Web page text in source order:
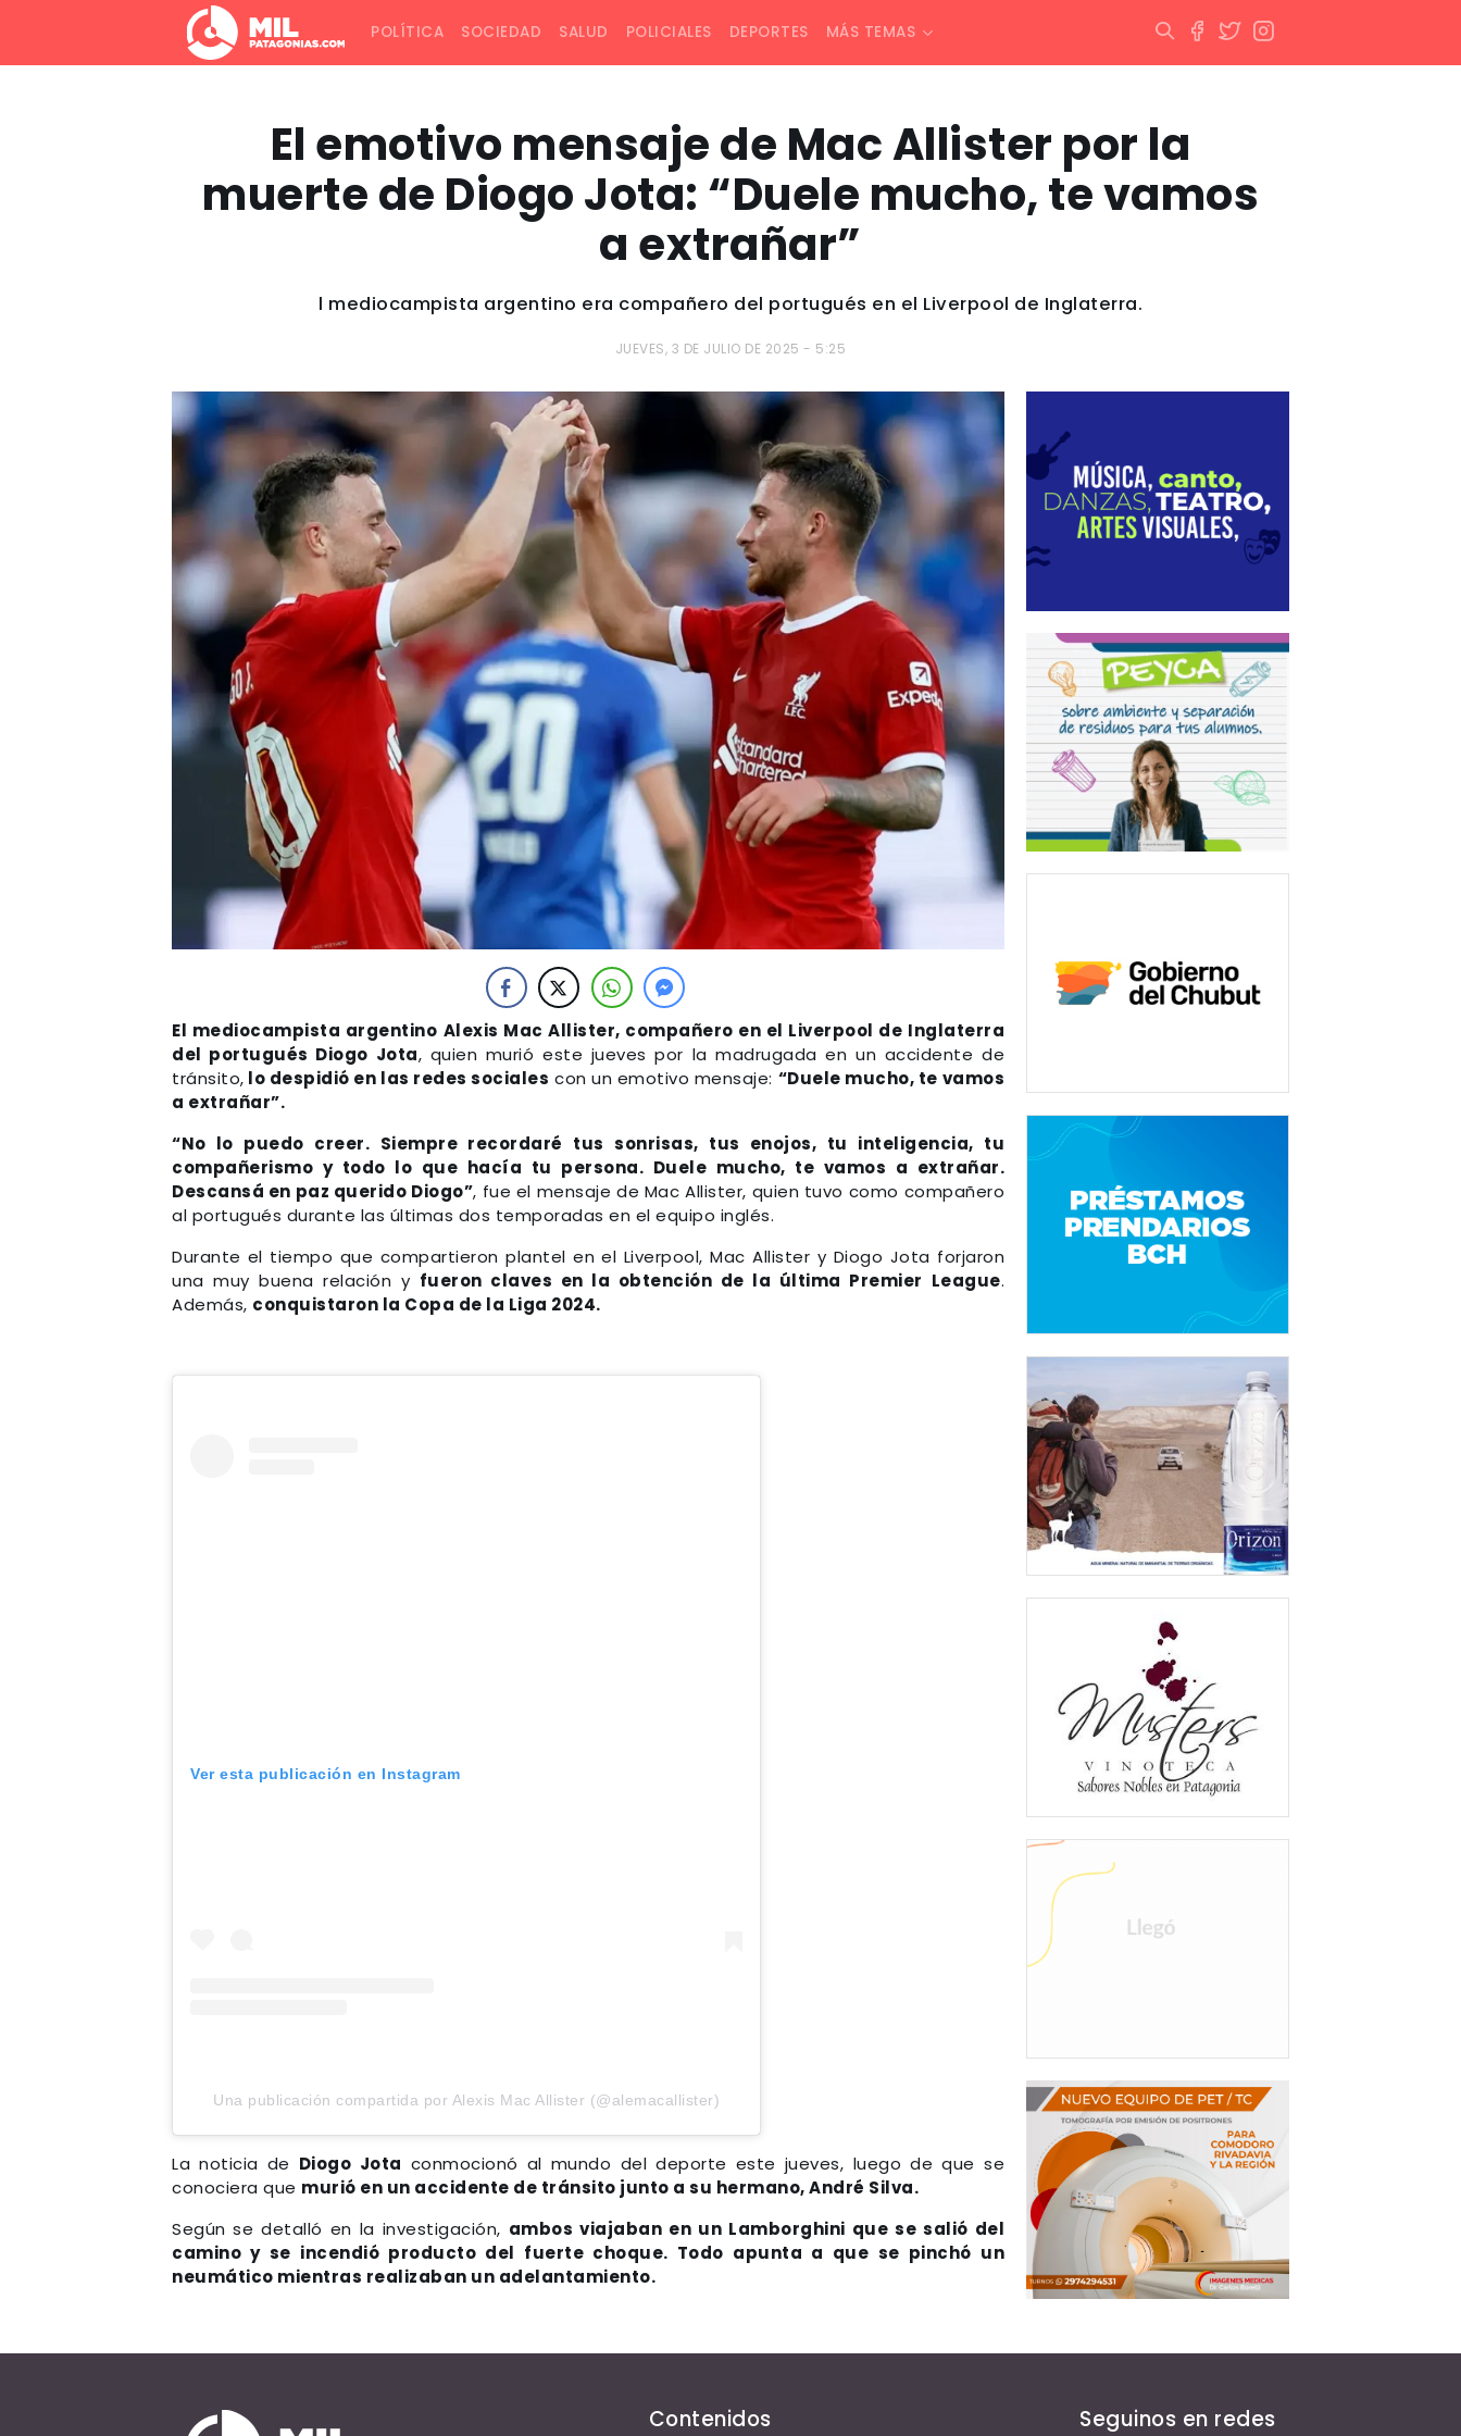
POLÍTICA SOCIEDAD SALUD POLICIALES DEPORTES MÁS TEMAS
El emotivo mensaje de Mac Allister por la
muerte de Diogo Jota: “Duele mucho, te vamos
a extrañar”
l mediocampista argentino era compañero del portugués en el Liverpool de Inglaterra.
JUEVES, 3 DE JULIO DE 2025 - 5:25
El mediocampista argentino Alexis Mac Allister, compañero en el Liverpool de Inglaterra
del portugués Diogo Jota, quien murió este jueves por la madrugada en un accidente de
tránsito, lo despidió en las redes sociales con un emotivo mensaje: “Duele mucho, te vamos
a extrañar”.
“No lo puedo creer. Siempre recordaré tus sonrisas, tus enojos, tu inteligencia, tu
compañerismo y todo lo que hacía tu persona. Duele mucho, te vamos a extrañar.
Descansá en paz querido Diogo”, fue el mensaje de Mac Allister, quien tuvo como compañero
al portugués durante las últimas dos temporadas en el equipo inglés.
Durante el tiempo que compartieron plantel en el Liverpool, Mac Allister y Diogo Jota forjaron
una muy buena relación y fueron claves en la obtención de la última Premier League.
Además, conquistaron la Copa de la Liga 2024.
Ver esta publicación en Instagram
Una publicación compartida por Alexis Mac Allister (@alemacallister)
La noticia de Diogo Jota conmocionó al mundo del deporte este jueves, luego de que se
conociera que murió en un accidente de tránsito junto a su hermano, André Silva.
Según se detalló en la investigación, ambos viajaban en un Lamborghini que se salió del
camino y se incendió producto del fuerte choque. Todo apunta a que se pinchó un
neumático mientras realizaban un adelantamiento.
Contenidos Seguinos en redes